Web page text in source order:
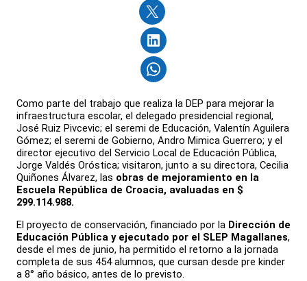
Como parte del trabajo que realiza la DEP para mejorar la
infraestructura escolar, el delegado presidencial regional,
José Ruiz Pivcevic; el seremi de Educación, Valentín Aguilera
Gómez; el seremi de Gobierno, Andro Mimica Guerrero; y el
director ejecutivo del Servicio Local de Educación Pública,
Jorge Valdés Oróstica; visitaron, junto a su directora, Cecilia
Quiñones Álvarez, las obras de mejoramiento en la
Escuela República de Croacia, avaluadas en $
299.114.988.
El proyecto de conservación, financiado por la Dirección de
Educación Pública y ejecutado por el SLEP Magallanes,
desde el mes de junio, ha permitido el retorno a la jornada
completa de sus 454 alumnos, que cursan desde pre kinder
a 8° año básico, antes de lo previsto.